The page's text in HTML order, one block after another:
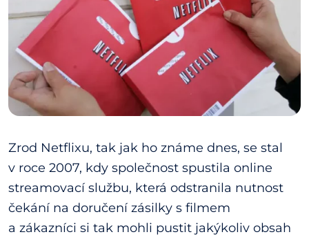
Zrod Netflixu, tak jak ho známe dnes, se stal
v roce 2007, kdy společnost spustila online
streamovací službu, která odstranila nutnost
čekání na doručení zásilky s filmem
a zákazníci si tak mohli pustit jakýkoliv obsah